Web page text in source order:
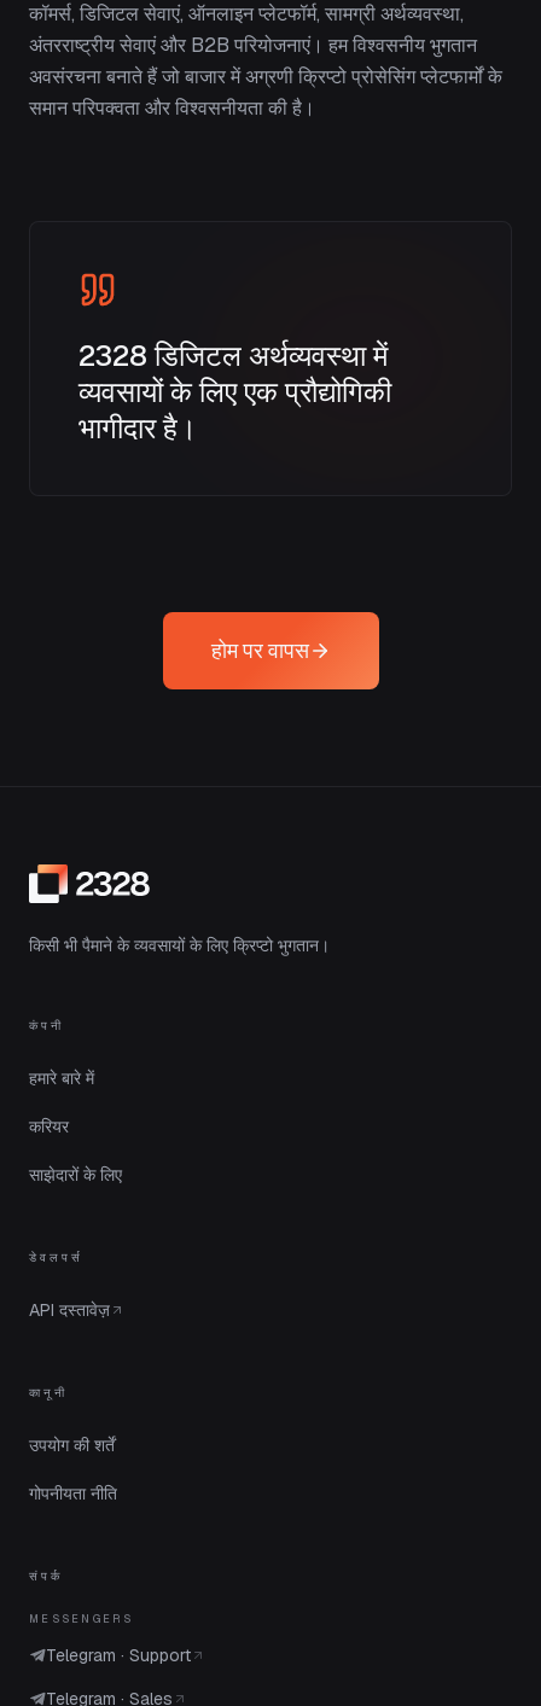
कॉमर्स, डिजिटल सेवाएं, ऑनलाइन प्लेटफॉर्म, सामग्री अर्थव्यवस्था,
अंतरराष्ट्रीय सेवाएं और B2B परियोजनाएं। हम विश्वसनीय भुगतान
अवसंरचना बनाते हैं जो बाजार में अग्रणी क्रिप्टो प्रोसेसिंग प्लेटफार्मों के
समान परिपक्वता और विश्वसनीयता की है।
2328 डिजिटल अर्थव्यवस्था में
व्यवसायों के लिए एक प्रौद्योगिकी
भागीदार है।
होम पर वापस
किसी भी पैमाने के व्यवसायों के लिए क्रिप्टो भुगतान।
कंपनी
हमारे बारे में
करियर
साझेदारों के लिए
डेवलपर्स
API दस्तावेज़
कानूनी
उपयोग की शर्तें
गोपनीयता नीति
संपर्क
MESSENGERS
Telegram · Support
Telegram · Sales